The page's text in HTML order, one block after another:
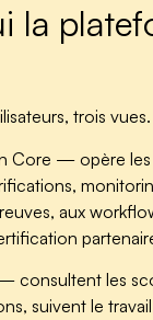
la
trois vues.
Core — opère les
aux
consultent les
suivent le